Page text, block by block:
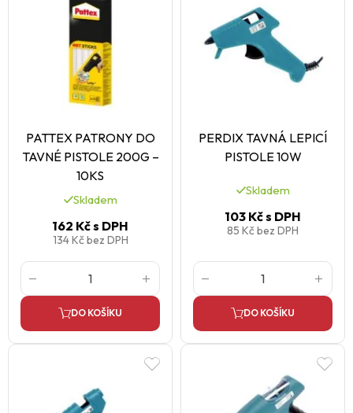
PATTEX PATRONY DO
TAVNÉ PISTOLE 200G –
10KS
Skladem
162 Kčs DPH
134 Kčbez DPH
DO KOŠÍKU
PERDIX TAVNÁ LEPICÍ
PISTOLE 10W
Skladem
103 Kčs DPH
85 Kčbez DPH
DO KOŠÍKU